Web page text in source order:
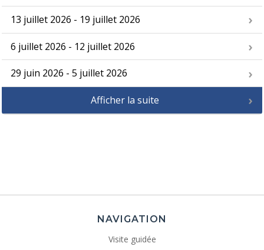
13 juillet 2026 - 19 juillet 2026
6 juillet 2026 - 12 juillet 2026
29 juin 2026 - 5 juillet 2026
Afficher la suite
NAVIGATION
Visite guidée